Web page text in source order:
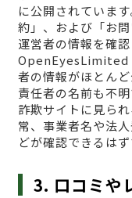
に公開されていま
約」、および「お
運営者の情報を確認
OpenEyesLimited
者の情報がほとん
責任者の名前も不
詐欺サイトに見ら
常、事業者名や法
どが確認できるはず
3. 口コミや